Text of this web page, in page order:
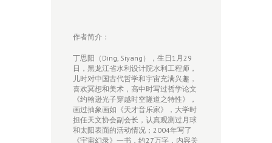
作者简介：
丁思阳（Ding, Siyang），生日1月29
日，黑龙江省水利设计院水利工程师，
儿时对中国古代哲学和宇宙充满兴趣，
喜欢冥想和美术，高中时写过哲学论文
《约翰逊光子穿越时空隧道之特性》，
画过抽象画如《天才音乐家》，大学时
担任天文协会副会长，认真观测过月球
和太阳表面的活动情况；2004年写了
《宇宙幻录》一书，约27万字，内容关